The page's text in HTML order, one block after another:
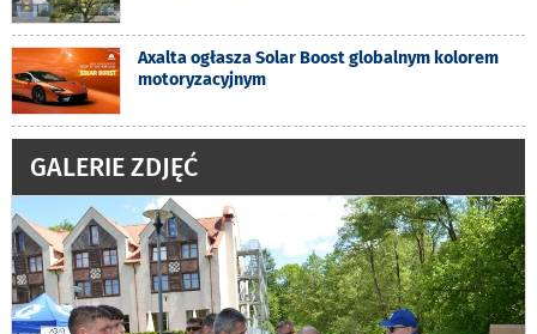
Axalta ogłasza Solar Boost globalnym kolorem
motoryzacyjnym
GALERIE ZDJĘĆ